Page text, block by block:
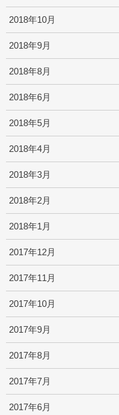
2018年10月
2018年9月
2018年8月
2018年6月
2018年5月
2018年4月
2018年3月
2018年2月
2018年1月
2017年12月
2017年11月
2017年10月
2017年9月
2017年8月
2017年7月
2017年6月